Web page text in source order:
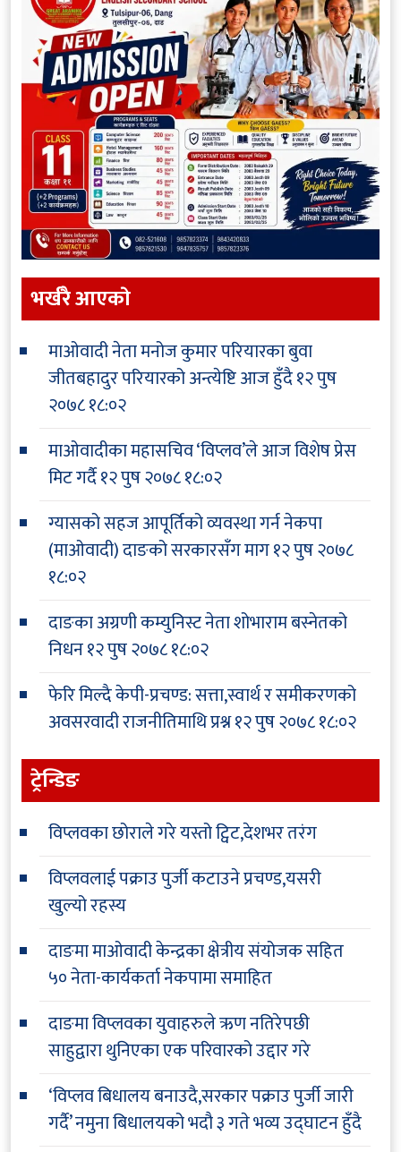
भर्खरै आएकाे
माओवादी नेता मनोज कुमार परियारका बुवा
जीतबहादुर परियारको अन्त्येष्टि आज हुँदै१२ पुष
२०७८ १८:०२
माओवादीका महासचिव ‘विप्लव’ले आज विशेष प्रेस
मिट गर्दै१२ पुष २०७८ १८:०२
ग्यासको सहज आपूर्तिको व्यवस्था गर्न नेकपा
(माओवादी) दाङको सरकारसँग माग१२ पुष २०७८
१८:०२
दाङका अग्रणी कम्युनिस्ट नेता शोभाराम बस्नेतको
निधन१२ पुष २०७८ १८:०२
फेरि मिल्दै केपी-प्रचण्ड: सत्ता,स्वार्थ र समीकरणको
अवसरवादी राजनीतिमाथि प्रश्न१२ पुष २०७८ १८:०२
ट्रेन्डिङ
विप्लवका छोराले गरे यस्तो ट्विट,देशभर तरंग
विप्लवलाई पक्राउ पुर्जी कटाउने प्रचण्ड,यसरी
खुल्यो रहस्य
दाङमा माओवादी केन्द्रका क्षेत्रीय संयोजक सहित
५० नेता-कार्यकर्ता नेकपामा समाहित
दाङमा विप्लवका युवाहरुले ऋण नतिरेपछी
साहुद्वारा थुनिएका एक परिवारको उद्दार गरे
‘विप्लव बिधालय बनाउदै,सरकार पक्राउ पुर्जी जारी
गर्दै’ नमुना बिधालयको भदौ ३ गते भव्य उद्घाटन हुँदै